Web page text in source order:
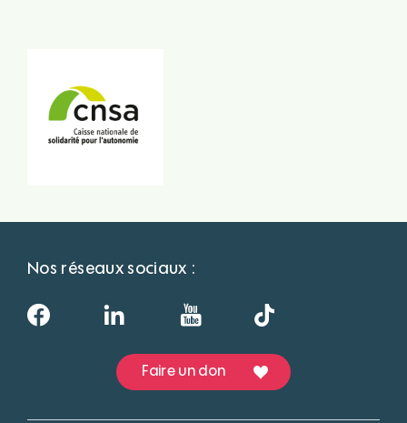
Nos réseaux sociaux :
Faire un don